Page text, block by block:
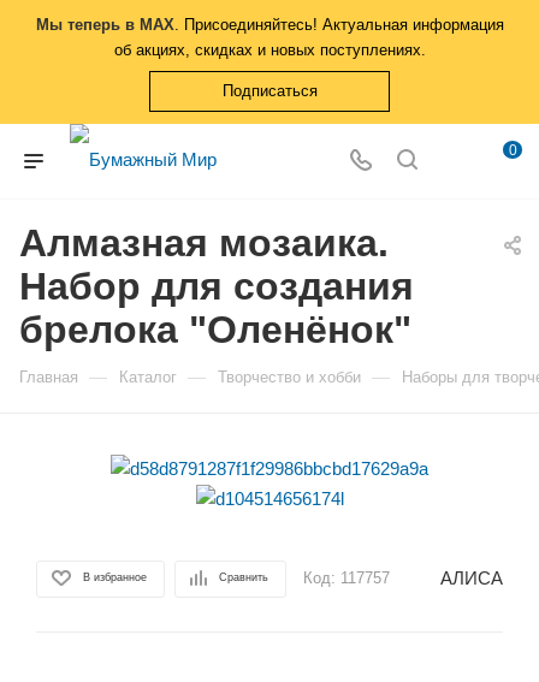
Мы теперь в MAX. Присоединяйтесь! Актуальная информация
об акциях, скидках и новых поступлениях.
Подписаться
0
Алмазная мозаика.
Набор для создания
брелока "Оленёнок"
Главная — Каталог — Творчество и хобби — Наборы для
В избранное Сравнить Код: 117757 АЛИСА